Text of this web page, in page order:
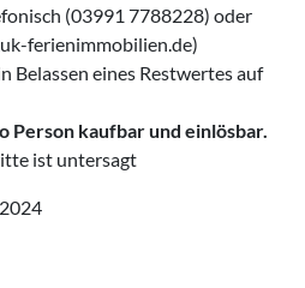
(03991 7788228) oder
ferienimmobilien.de)
Belassen eines Restwertes auf
Person kaufbar und einlösbar.
ist untersagt